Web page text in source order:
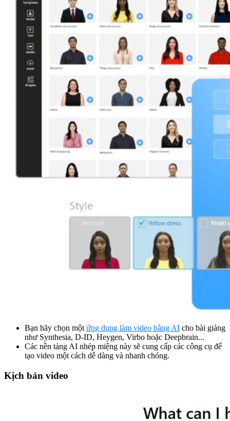
Bạn hãy chọn một ứng dụng làm video bằng AI cho bài giảng
như Synthesia, D-ID, Heygen, Virbo hoặc Deepbrain...
Các nền tảng AI nhép miệng này sẽ cung cấp các công cụ để
tạo video một cách dễ dàng và nhanh chóng.
Kịch bản video